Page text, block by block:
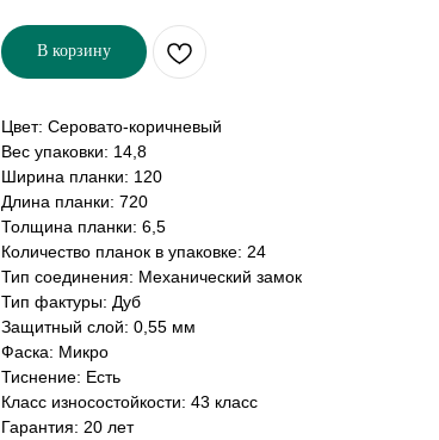
В корзину
Цвет: Серовато-коричневый
Вес упаковки: 14,8
Ширина планки: 120
Длина планки: 720
Толщина планки: 6,5
Количество планок в упаковке: 24
Тип соединения: Механический замок
Тип фактуры: Дуб
Защитный слой: 0,55 мм
Фаска: Микро
Тиснение: Есть
Класс износостойкости: 43 класс
Гарантия: 20 лет